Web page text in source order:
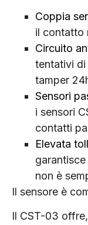
Coppia
il contatto
Circuito
tentativi di
tamper
Sensori
i sensori
contatti
Elevata
non è
Il sensore è
Il CST-03